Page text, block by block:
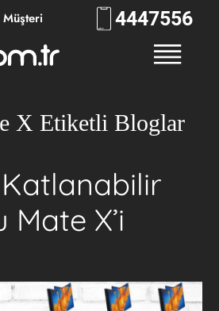
444RKLM
X Etiketli Bloglar
Mate X’i